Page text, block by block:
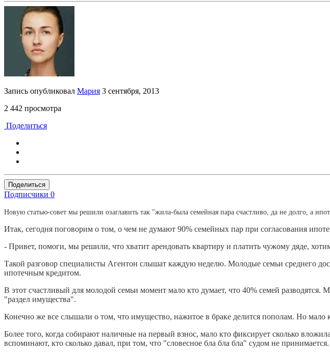
Запись опубликовал Мария 3 сентября, 2013
2 442 просмотра
Поделиться
Поделиться
Подписчики 0
Новую статью-совет мы решили озаглавить так "жила-была семейная пара счастливо, да не долго, а
Итак, сегодня поговорим о том, о чем не думают 90% семейных пар при согласования
- Привет, помоги, мы решили, что хватит арендовать квартиру и платить чужому дяде,
Такой разговор специалисты Агентон слышат каждую неделю. Молодые семьи среднего
ипотечным кредитом.
В этот счастливый для молодой семьи момент мало кто думает, что 40% семей
"раздел имущества".
Конечно же все слышали о том, что имущество, нажитое в браке делится пополам. Но мало
Более того, когда собирают наличные на первый взнос, мало кто фиксирует сколько
вспоминают, кто сколько давал, при том, что "словесное бла бла бла" судом не принимается.